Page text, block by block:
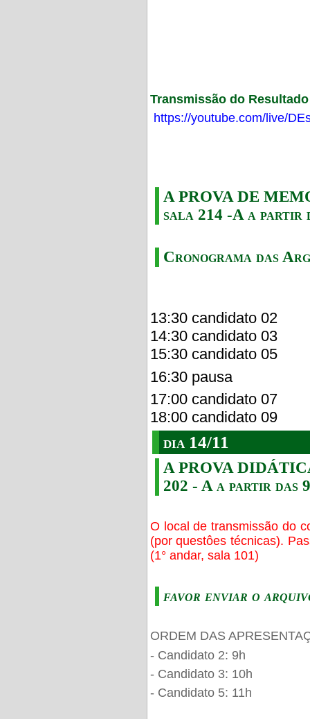
Transmissão do
https://youtube.com/live/
A PROVA DE
sala 214 -A a partir
Cronograma das
13:30 candidato 02
14:30 candidato 03
15:30 candidato 05
16:30 pausa
17:00 candidato 07
18:00 candidato 09
dia 14/11
A PROVA
202 - A a partir das
O local de transmissão do
(por questôes técnicas).
(1° andar, sala 101)
favor enviar o
ORDEM DAS
- Candidato 2: 9h
- Candidato 3: 10h
- Candidato 5: 11h